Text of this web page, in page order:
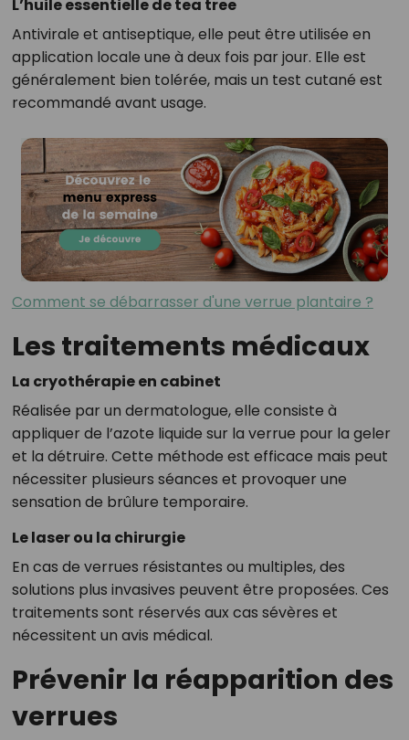
L’huile essentielle de tea tree
Antivirale et antiseptique, elle peut être utilisée en
application locale une à deux fois par jour. Elle est
généralement bien tolérée, mais un test cutané est
recommandé avant usage.
Comment se débarrasser d'une verrue plantaire ?
Les traitements médicaux
La cryothérapie en cabinet
Réalisée par un dermatologue, elle consiste à
appliquer de l’azote liquide sur la verrue pour la geler
et la détruire. Cette méthode est efficace mais peut
nécessiter plusieurs séances et provoquer une
sensation de brûlure temporaire.
Le laser ou la chirurgie
En cas de verrues résistantes ou multiples, des
solutions plus invasives peuvent être proposées. Ces
traitements sont réservés aux cas sévères et
nécessitent un avis médical.
Prévenir la réapparition des
verrues